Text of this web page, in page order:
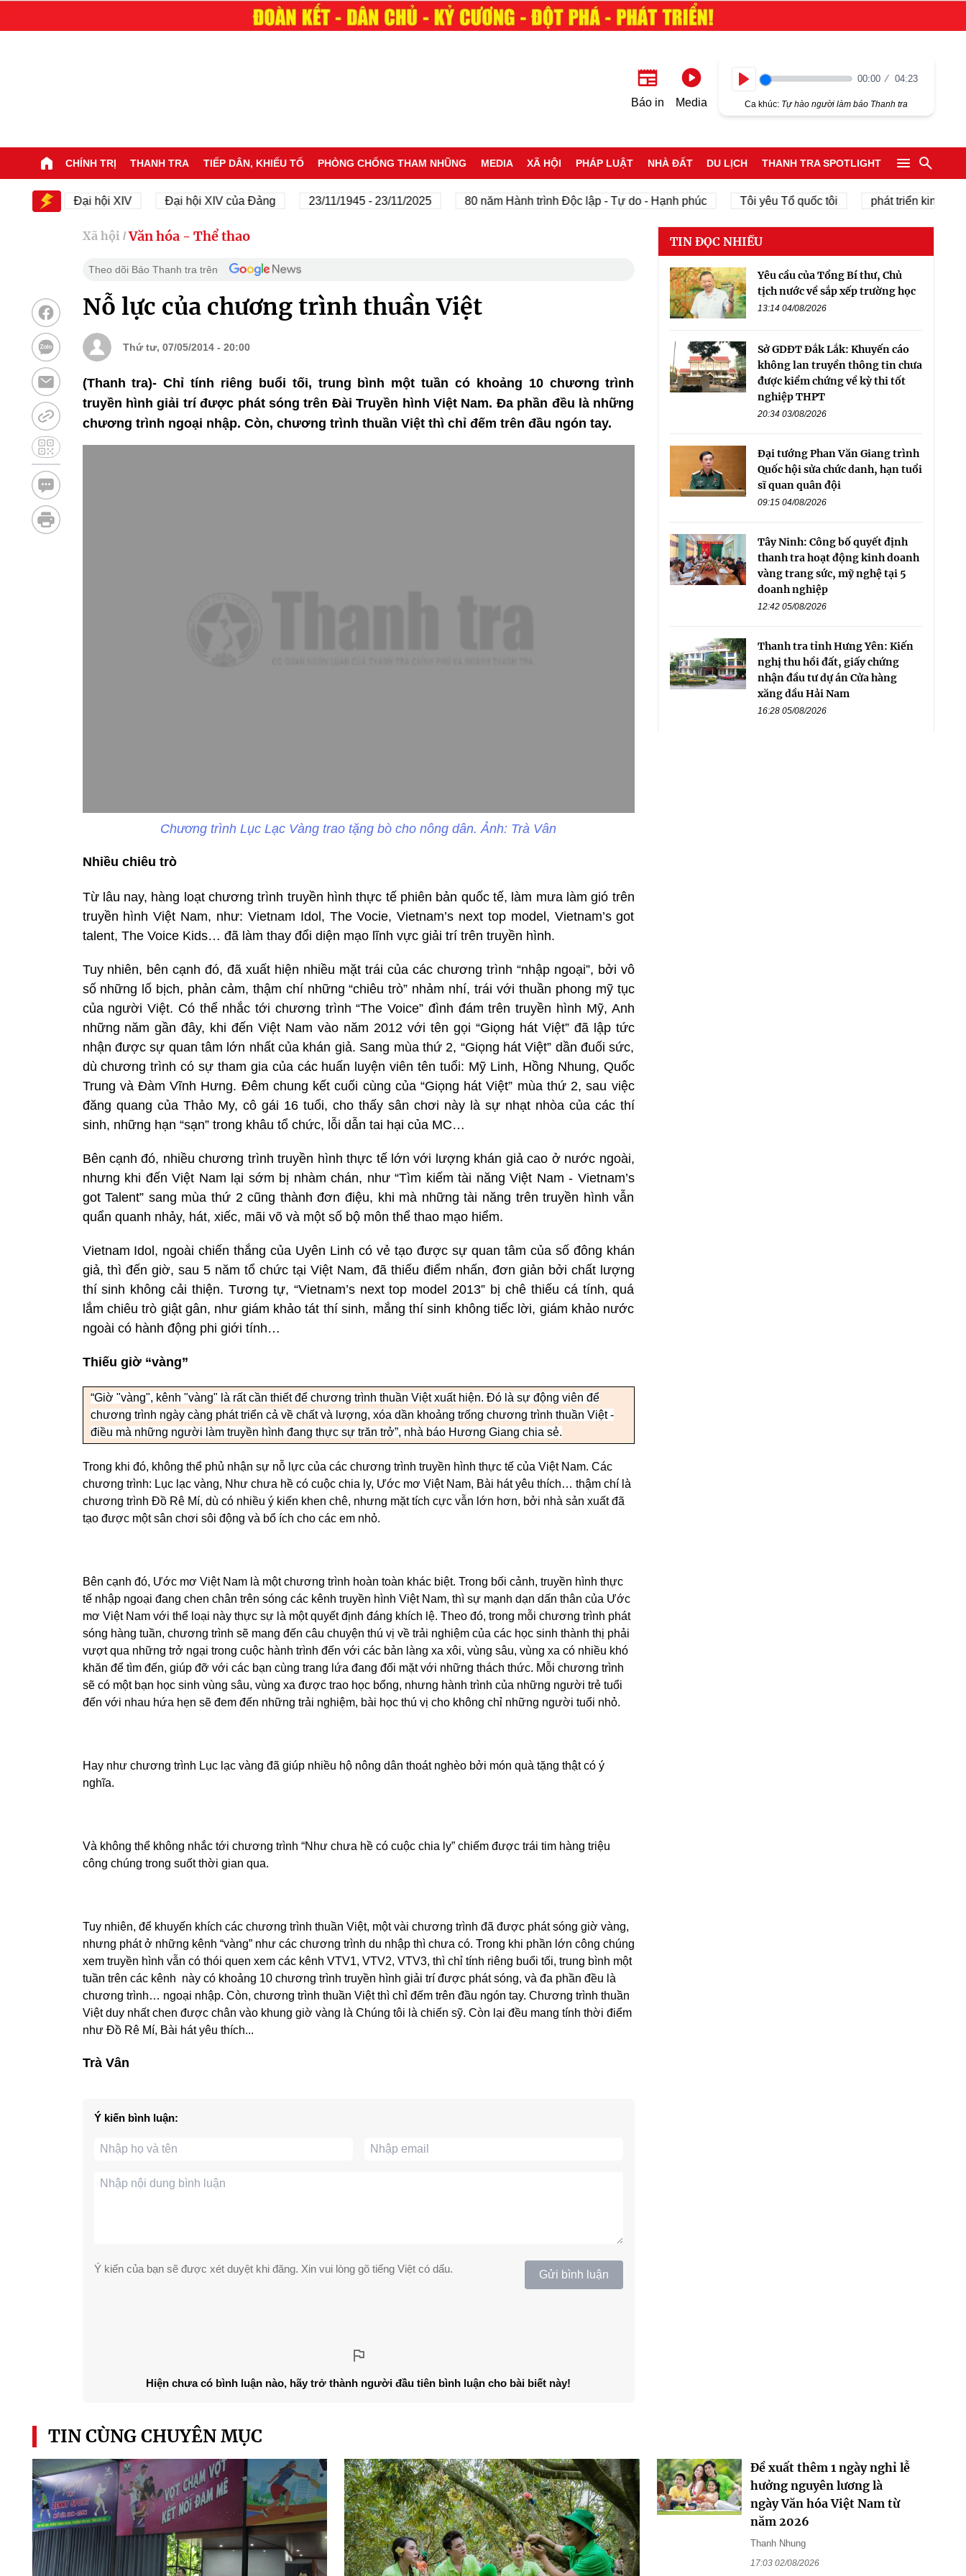
Báo in Media
00:00 04:23
Ca khúc: Tự hào người làm báo Thanh tra
CHÍNH TRỊ THANH TRA TIẾP DÂN, KHIẾU TỐ PHÒNG CHỐNG THAM NHŨNG MEDIA XÃ HỘI PHÁP LUẬT NHÀ ĐẤT DU LỊCH THANH TRA SPOTLIGHT
Đại hội XIV Đại hội XIV của Đảng 23/11/1945 - 23/11/2025 80 năm Hành trình Độc lập - Tự do - Hạnh phúc Tôi yêu Tổ quốc tôi phát triển kinh tế tư
Xã hội / Văn hóa - Thể thao
Theo dõi Báo Thanh tra trên
Nỗ lực của chương trình thuần Việt
Thứ tư, 07/05/2014 - 20:00
(Thanh tra)- Chỉ tính riêng buổi tối, trung bình một tuần có khoảng 10 chương trình
truyền hình giải trí được phát sóng trên Đài Truyền hình Việt Nam. Đa phần đều là những
chương trình ngoại nhập. Còn, chương trình thuần Việt thì chỉ đếm trên đầu ngón tay.
Chương trình Lục Lạc Vàng trao tặng bò cho nông dân. Ảnh: Trà Vân
Nhiều chiêu trò
Từ lâu nay, hàng loạt chương trình truyền hình thực tế phiên bản quốc tế, làm mưa làm gió trên
truyền hình Việt Nam, như: Vietnam Idol, The Vocie, Vietnam’s next top model, Vietnam’s got
talent, The Voice Kids… đã làm thay đổi diện mạo lĩnh vực giải trí trên truyền hình.
Tuy nhiên, bên cạnh đó, đã xuất hiện nhiều mặt trái của các chương trình “nhập ngoại”, bởi vô
số những lố bịch, phản cảm, thậm chí những “chiêu trò” nhảm nhí, trái với thuần phong mỹ tục
của người Việt. Có thể nhắc tới chương trình “The Voice” đình đám trên truyền hình Mỹ, Anh
những năm gần đây, khi đến Việt Nam vào năm 2012 với tên gọi “Giọng hát Việt” đã lập tức
nhận được sự quan tâm lớn nhất của khán giả. Sang mùa thứ 2, “Giọng hát Việt” dần đuối sức,
dù chương trình có sự tham gia của các huấn luyện viên tên tuổi: Mỹ Linh, Hồng Nhung, Quốc
Trung và Đàm Vĩnh Hưng. Đêm chung kết cuối cùng của “Giọng hát Việt” mùa thứ 2, sau việc
đăng quang của Thảo My, cô gái 16 tuổi, cho thấy sân chơi này là sự nhạt nhòa của các thí
sinh, những hạn “sạn” trong khâu tổ chức, lỗi dẫn tai hại của MC…
Bên cạnh đó, nhiều chương trình truyền hình thực tế lớn với lượng khán giả cao ở nước ngoài,
nhưng khi đến Việt Nam lại sớm bị nhàm chán, như “Tìm kiếm tài năng Việt Nam - Vietnam’s
got Talent” sang mùa thứ 2 cũng thành đơn điệu, khi mà những tài năng trên truyền hình vẫn
quẩn quanh nhảy, hát, xiếc, mãi võ và một số bộ môn thể thao mạo hiểm.
Vietnam Idol, ngoài chiến thắng của Uyên Linh có vẻ tạo được sự quan tâm của số đông khán
giả, thì đến giờ, sau 5 năm tổ chức tại Việt Nam, đã thiếu điểm nhấn, đơn giản bởi chất lượng
thí sinh không cải thiện. Tương tự, “Vietnam’s next top model 2013” bị chê thiếu cá tính, quá
lắm chiêu trò giật gân, như giám khảo tát thí sinh, mắng thí sinh không tiếc lời, giám khảo nước
ngoài có hành động phi giới tính…
Thiếu giờ “vàng”
“Giờ "vàng", kênh "vàng" là rất cần thiết để chương trình thuần Việt xuất hiện. Đó là sự động viên để
chương trình ngày càng phát triển cả về chất và lượng, xóa dần khoảng trống chương trình thuần Việt -
điều mà những người làm truyền hình đang thực sự trăn trở”, nhà báo Hương Giang chia sẻ.
Trong khi đó, không thể phủ nhận sự nỗ lực của các chương trình truyền hình thực tế của Việt Nam. Các
chương trình: Lục lạc vàng, Như chưa hề có cuộc chia ly, Ước mơ Việt Nam, Bài hát yêu thích… thậm chí là
chương trình Đồ Rê Mí, dù có nhiều ý kiến khen chê, nhưng mặt tích cực vẫn lớn hơn, bởi nhà sản xuất đã
tạo được một sân chơi sôi động và bổ ích cho các em nhỏ.
Bên cạnh đó, Ước mơ Việt Nam là một chương trình hoàn toàn khác biệt. Trong bối cảnh, truyền hình thực
tế nhập ngoại đang chen chân trên sóng các kênh truyền hình Việt Nam, thì sự mạnh dạn dấn thân của Ước
mơ Việt Nam với thể loại này thực sự là một quyết định đáng khích lệ. Theo đó, trong mỗi chương trình phát
sóng hàng tuần, chương trình sẽ mang đến câu chuyện thú vị về trải nghiệm của các học sinh thành thị phải
vượt qua những trở ngại trong cuộc hành trình đến với các bản làng xa xôi, vùng sâu, vùng xa có nhiều khó
khăn để tìm đến, giúp đỡ với các bạn cùng trang lứa đang đối mặt với những thách thức. Mỗi chương trình
sẽ có một bạn học sinh vùng sâu, vùng xa được trao học bổng, nhưng hành trình của những người trẻ tuổi
đến với nhau hứa hẹn sẽ đem đến những trải nghiệm, bài học thú vị cho không chỉ những người tuổi nhỏ.
Hay như chương trình Lục lạc vàng đã giúp nhiều hộ nông dân thoát nghèo bởi món quà tặng thật có ý
nghĩa.
Và không thể không nhắc tới chương trình “Như chưa hề có cuộc chia ly” chiếm được trái tim hàng triệu
công chúng trong suốt thời gian qua.
Tuy nhiên, để khuyến khích các chương trình thuần Việt, một vài chương trình đã được phát sóng giờ vàng,
nhưng phát ở những kênh “vàng” như các chương trình du nhập thì chưa có. Trong khi phần lớn công chúng
xem truyền hình vẫn có thói quen xem các kênh VTV1, VTV2, VTV3, thì chỉ tính riêng buổi tối, trung bình một
tuần trên các kênh này có khoảng 10 chương trình truyền hình giải trí được phát sóng, và đa phần đều là
chương trình… ngoại nhập. Còn, chương trình thuần Việt thì chỉ đếm trên đầu ngón tay. Chương trình thuần
Việt duy nhất chen được chân vào khung giờ vàng là Chúng tôi là chiến sỹ. Còn lại đều mang tính thời điểm
như Đồ Rê Mí, Bài hát yêu thích...
Trà Vân
Ý kiến bình luận:
Ý kiến của bạn sẽ được xét duyệt khi đăng. Xin vui lòng gõ tiếng Việt có dấu. Gửi bình luận
Hiện chưa có bình luận nào, hãy trở thành người đầu tiên bình luận cho bài biết này!
TIN ĐỌC NHIỀU
Yêu cầu của Tổng Bí thư, Chủ
tịch nước về sắp xếp trường học
13:14 04/08/2026
Sở GDĐT Đắk Lắk: Khuyến cáo
không lan truyền thông tin chưa
được kiểm chứng về kỳ thi tốt
nghiệp THPT
20:34 03/08/2026
Đại tướng Phan Văn Giang trình
Quốc hội sửa chức danh, hạn tuổi
sĩ quan quân đội
09:15 04/08/2026
Tây Ninh: Công bố quyết định
thanh tra hoạt động kinh doanh
vàng trang sức, mỹ nghệ tại 5
doanh nghiệp
12:42 05/08/2026
Thanh tra tỉnh Hưng Yên: Kiến
nghị thu hồi đất, giấy chứng
nhận đầu tư dự án Cửa hàng
xăng dầu Hải Nam
16:28 05/08/2026
TIN CÙNG CHUYÊN MỤC
Đề xuất thêm 1 ngày nghỉ lễ
hưởng nguyên lương là
ngày Văn hóa Việt Nam từ
năm 2026
Thanh Nhung
17:03 02/08/2026